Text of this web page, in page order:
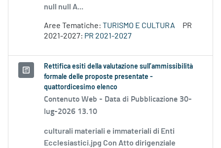
null null A...
Aree Tematiche: TURISMO E CULTURA
PR
2021-2027: PR 2021-2027
Rettifica esiti della valutazione sull’ammissibilità
formale delle proposte presentate -
quattordicesimo elenco
Contenuto Web - Data di Pubblicazione 30-
lug-2026 13.10
culturali materiali e immateriali di Enti
Ecclesiastici.jpg Con Atto dirigenziale